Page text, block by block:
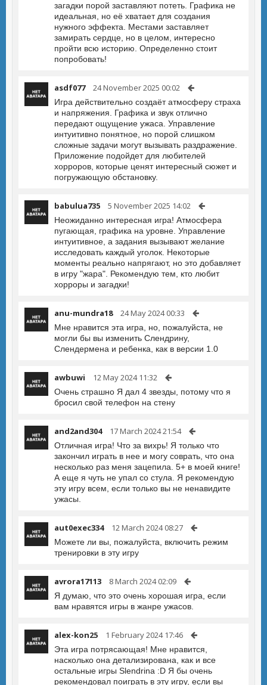
загадки порой заставляют потеть. Графика не
идеальная, но её хватает для создания
нужного эффекта. Местами заставляет
замирать сердце, но в целом, интересно
пройти всю историю. Определенно стоит
попробовать!
asdf077 24 November 2025 00:02
Игра действительно создаёт атмосферу страха
и напряжения. Графика и звук отлично
передают ощущение ужаса. Управление
интуитивно понятное, но порой слишком
сложные задачи могут вызывать раздражение.
Приложение подойдет для любителей
хорроров, которые ценят интересный сюжет и
погружающую обстановку.
babulua735 5 November 2025 14:02
Неожиданно интересная игра! Атмосфера
пугающая, графика на уровне. Управление
интуитивное, а задания вызывают желание
исследовать каждый уголок. Некоторые
моменты реально напрягают, но это добавляет
в игру "жара". Рекомендую тем, кто любит
хорроры и загадки!
anu-mundra18 24 May 2024 00:33
Мне нравится эта игра, но, пожалуйста, не
могли бы вы изменить Слендрину,
Слендермена и ребенка, как в версии 1.0
awbuwi 12 May 2024 11:32
Очень страшно Я дал 4 звезды, потому что я
бросил свой телефон на стену
and2and304 17 March 2024 21:54
Отличная игра! Что за вихрь! Я только что
закончил играть в нее и могу соврать, что она
несколько раз меня зацепила. 5+ в моей книге!
А еще я чуть не упал со стула. Я рекомендую
эту игру всем, если только вы не ненавидите
ужасы.
aut0exec334 12 March 2024 08:27
Можете ли вы, пожалуйста, включить режим
тренировки в эту игру
avrora17113 8 March 2024 02:09
Я думаю, что это очень хорошая игра, если
вам нравятся игры в жанре ужасов.
alex-kon25 1 February 2024 17:46
Эта игра потрясающая! Мне нравится,
насколько она детализирована, как и все
остальные игры Slendrina :D Я бы очень
рекомендовал поиграть в эту игру, если вы